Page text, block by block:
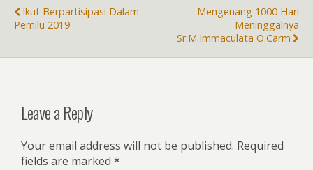
Ikut Berpartisipasi Dalam
Pemilu 2019
Mengenang 1000 Hari
Meninggalnya
Sr.M.Immaculata O.Carm
Leave a Reply
Your email address will not be published. Required
fields are marked *